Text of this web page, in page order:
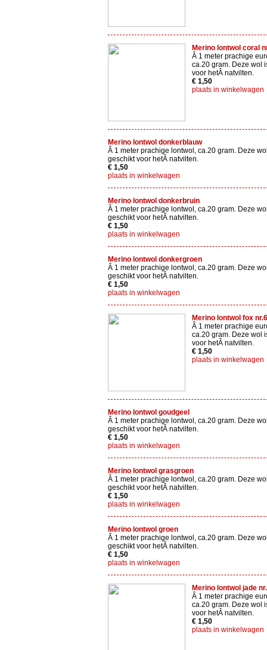
Merino lontwol coral
Â 1 meter prachige
ca.20 gram. Deze wol
voor hetÂ natvilten.
€ 1,50
plaats in winkelwagen
Merino lontwol donkerblauw
Â 1 meter prachige lontwol, ca.20 gram. Deze
geschikt voor hetÂ natvilten.
€ 1,50
plaats in winkelwagen
Merino lontwol donkerbruin
Â 1 meter prachige lontwol, ca.20 gram. Deze
geschikt voor hetÂ natvilten.
€ 1,50
plaats in winkelwagen
Merino lontwol donkergroen
Â 1 meter prachige lontwol, ca.20 gram. Deze
geschikt voor hetÂ natvilten.
€ 1,50
plaats in winkelwagen
Merino lontwol fox
Â 1 meter prachige
ca.20 gram. Deze wol
voor hetÂ natvilten.
€ 1,50
plaats in winkelwagen
Merino lontwol goudgeel
Â 1 meter prachige lontwol, ca.20 gram. Deze
geschikt voor hetÂ natvilten.
€ 1,50
plaats in winkelwagen
Merino lontwol grasgroen
Â 1 meter prachige lontwol, ca.20 gram. Deze
geschikt voor hetÂ natvilten.
€ 1,50
plaats in winkelwagen
Merino lontwol groen
Â 1 meter prachige lontwol, ca.20 gram. Deze
geschikt voor hetÂ natvilten.
€ 1,50
plaats in winkelwagen
Merino lontwol jade
Â 1 meter prachige
ca.20 gram. Deze wol
voor hetÂ natvilten.
€ 1,50
plaats in winkelwagen